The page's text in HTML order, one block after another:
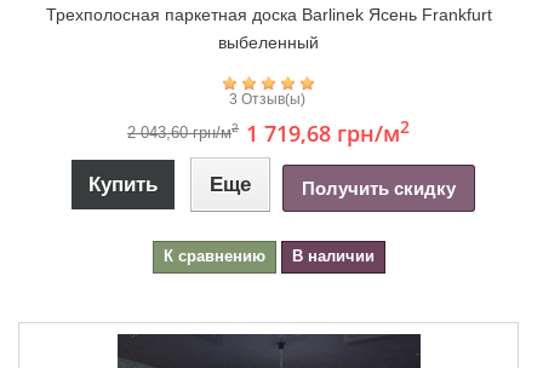
Трехполосная паркетная доска Barlinek Ясень Frankfurt
выбеленный
3 Отзыв(ы)
2 043,60 грн/м2 1 719,68 грн/м2
Купить Еще Получить скидку
К сравнению В наличии